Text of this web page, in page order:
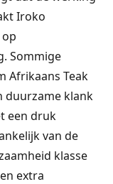
Iroko
Sommige
Afrikaans Teak
duurzame klank
een druk
van de
klasse
extra